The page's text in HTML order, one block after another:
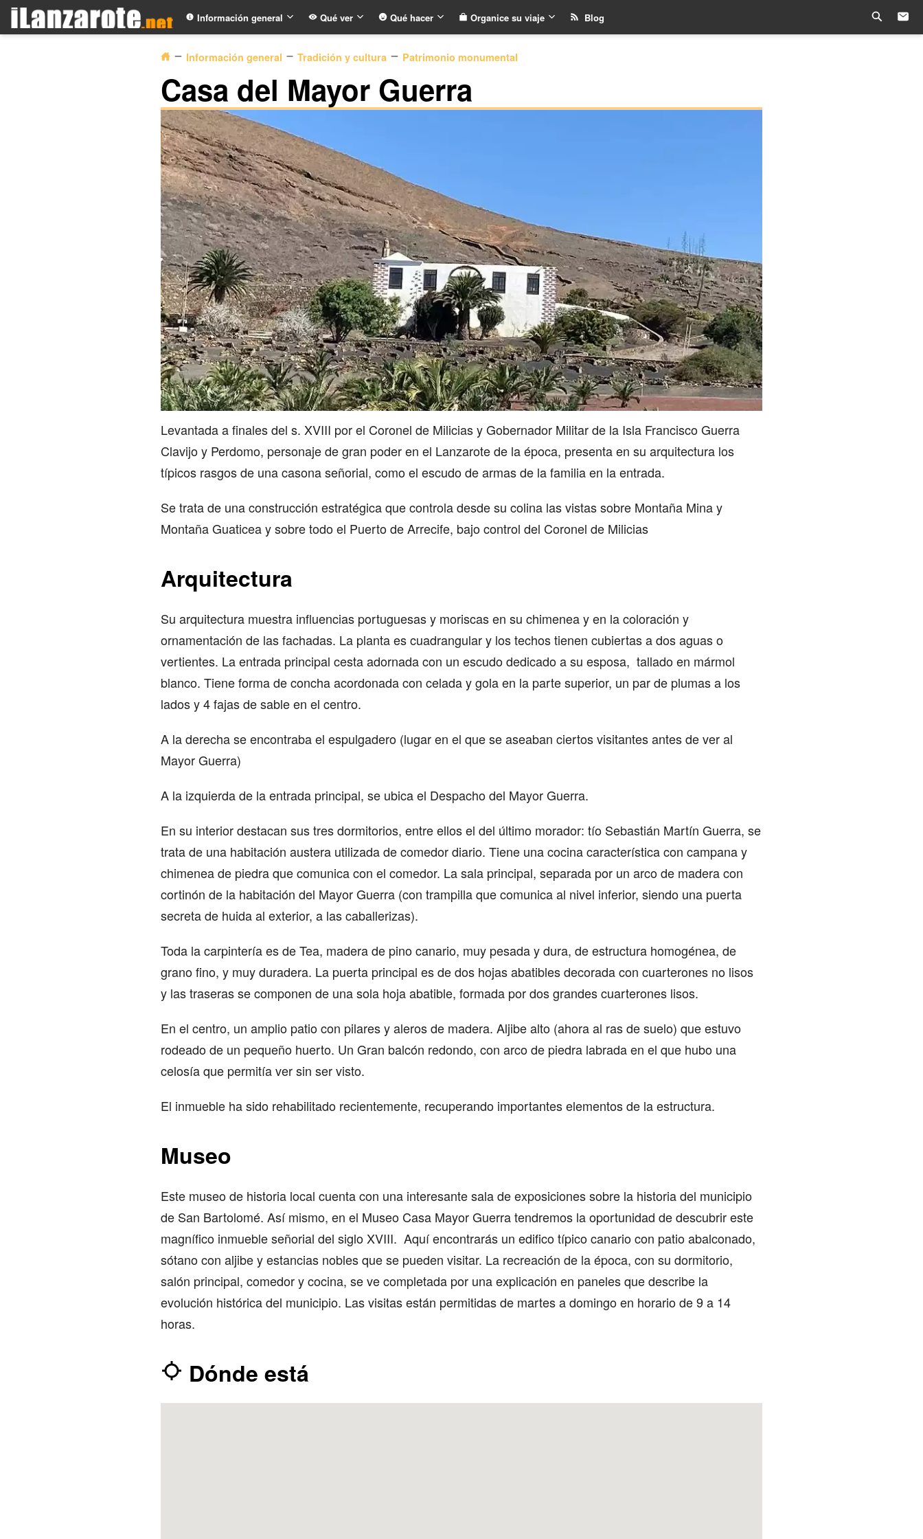
Información general Qué ver Qué hacer Organice su viaje Blog
Información general Tradición y cultura Patrimonio monumental
Casa del Mayor Guerra
Levantada a finales del s. XVIII por el Coronel de Milicias y Gobernador Militar de la Isla Francisco Guerra
Clavijo y Perdomo, personaje de gran poder en el Lanzarote de la época, presenta en su arquitectura los
típicos rasgos de una casona señorial, como el escudo de armas de la familia en la entrada.
Se trata de una construcción estratégica que controla desde su colina las vistas sobre Montaña Mina y
Montaña Guaticea y sobre todo el Puerto de Arrecife, bajo control del Coronel de Milicias
Arquitectura
Su arquitectura muestra influencias portuguesas y moriscas en su chimenea y en la coloración y
ornamentación de las fachadas. La planta es cuadrangular y los techos tienen cubiertas a dos aguas o
vertientes. La entrada principal cesta adornada con un escudo dedicado a su esposa, tallado en mármol
blanco. Tiene forma de concha acordonada con celada y gola en la parte superior, un par de plumas a los
lados y 4 fajas de sable en el centro.
A la derecha se encontraba el espulgadero (lugar en el que se aseaban ciertos visitantes antes de ver al
Mayor Guerra)
A la izquierda de la entrada principal, se ubica el Despacho del Mayor Guerra.
En su interior destacan sus tres dormitorios, entre ellos el del último morador: tío Sebastián Martín Guerra, se
trata de una habitación austera utilizada de comedor diario. Tiene una cocina característica con campana y
chimenea de piedra que comunica con el comedor. La sala principal, separada por un arco de madera con
cortinón de la habitación del Mayor Guerra (con trampilla que comunica al nivel inferior, siendo una puerta
secreta de huida al exterior, a las caballerizas).
Toda la carpintería es de Tea, madera de pino canario, muy pesada y dura, de estructura homogénea, de
grano fino, y muy duradera. La puerta principal es de dos hojas abatibles decorada con cuarterones no lisos
y las traseras se componen de una sola hoja abatible, formada por dos grandes cuarterones lisos.
En el centro, un amplio patio con pilares y aleros de madera. Aljibe alto (ahora al ras de suelo) que estuvo
rodeado de un pequeño huerto. Un Gran balcón redondo, con arco de piedra labrada en el que hubo una
celosía que permitía ver sin ser visto.
El inmueble ha sido rehabilitado recientemente, recuperando importantes elementos de la estructura.
Museo
Este museo de historia local cuenta con una interesante sala de exposiciones sobre la historia del municipio
de San Bartolomé. Así mismo, en el Museo Casa Mayor Guerra tendremos la oportunidad de descubrir este
magnífico inmueble señorial del siglo XVIII. Aquí encontrarás un edifico típico canario con patio abalconado,
sótano con aljibe y estancias nobles que se pueden visitar. La recreación de la época, con su dormitorio,
salón principal, comedor y cocina, se ve completada por una explicación en paneles que describe la
evolución histórica del municipio. Las visitas están permitidas de martes a domingo en horario de 9 a 14
horas.
Dónde está